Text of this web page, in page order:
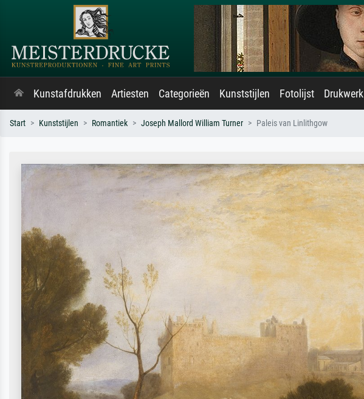
Kunstafdrukken Artiesten Categorieën Kunststijlen Fotolijst Drukwerk
Start Kunststijlen Romantiek Joseph Mallord William Turner Paleis van Linlithgow